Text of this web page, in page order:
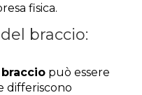
fisica.
braccio:
può essere
differiscono